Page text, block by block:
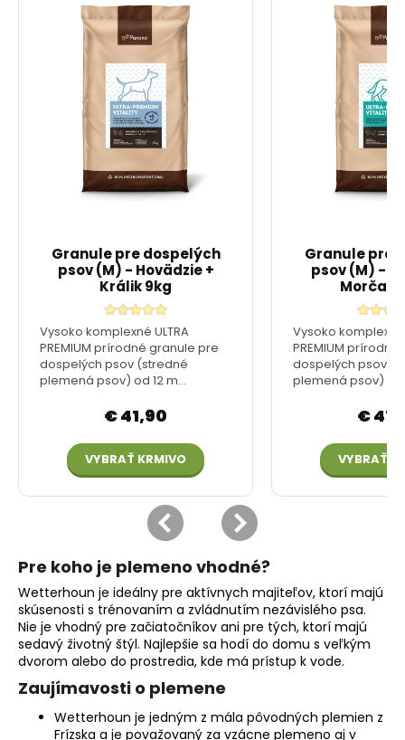
Pre koho je plemeno vhodné?
Wetterhoun je ideálny pre aktívnych majiteľov, ktorí majú
skúsenosti s trénovaním a zvládnutím nezávislého psa.
Nie je vhodný pre začiatočníkov ani pre tých, ktorí majú
sedavý životný štýl. Najlepšie sa hodí do domu s veľkým
dvorom alebo do prostredia, kde má prístup k vode.
Zaujímavosti o plemene
Wetterhoun je jedným z mála pôvodných plemien z
Frízska a je považovaný za vzácne plemeno aj v